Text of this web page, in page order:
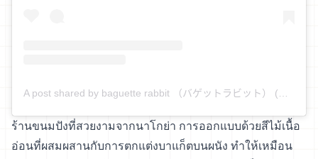
A post shared by baguette rabbit （バゲットラビット） (@baguetterabbit)
ร้านขนมปังที่สวยงามจากนาโกย่า การออกแบบด้วยสีไม้เนื้อ
อ่อนที่ผสมผสานกับการตกแต่งบาแก็ตบนผนัง ทำให้เหมือน